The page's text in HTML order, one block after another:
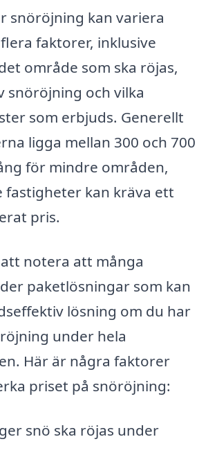
snöröjning kan variera
faktorer, inklusive
område som ska röjas,
snöröjning och vilka
som erbjuds. Generellt
ligga mellan 300 och 700
för mindre områden,
fastigheter kan kräva ett
pris.
notera att många
paketlösningar som kan
lösning om du har
under hela
Här är några faktorer
priset på snöröjning:
snö ska röjas under